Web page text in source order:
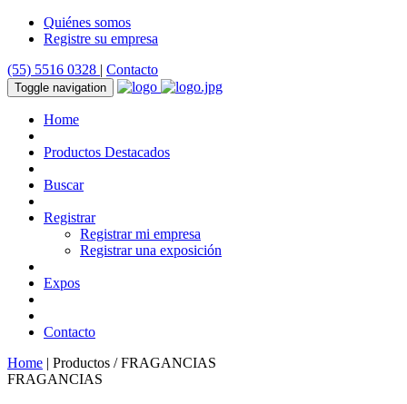
Quiénes somos
Registre su empresa
(55) 5516 0328 | Contacto
Toggle navigation
Home
Productos Destacados
Buscar
Registrar
Registrar mi empresa
Registrar una exposición
Expos
Contacto
Home | Productos / FRAGANCIAS
FRAGANCIAS